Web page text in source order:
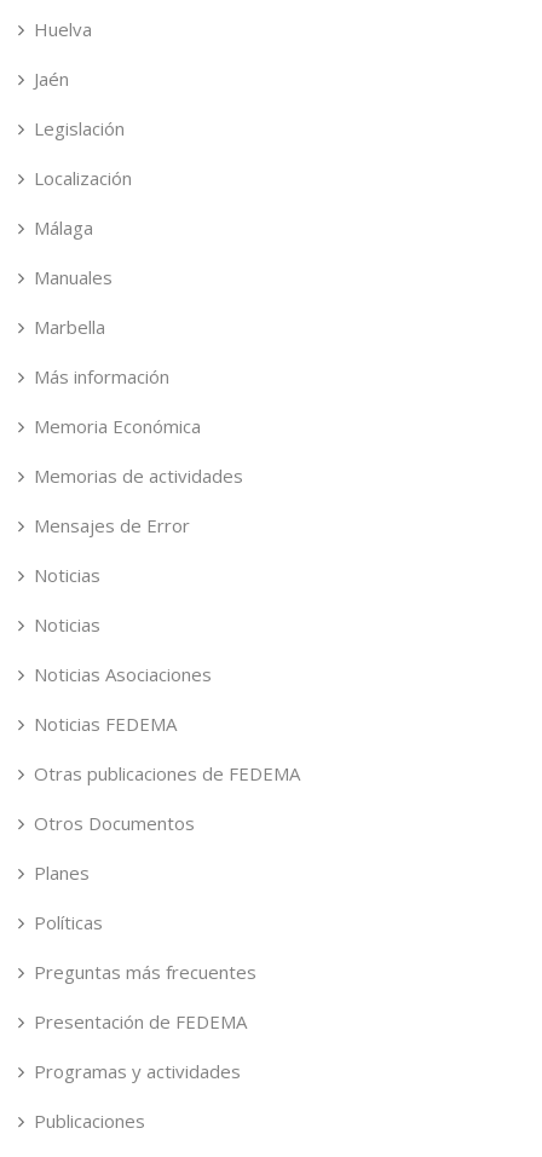
Huelva
Jaén
Legislación
Localización
Málaga
Manuales
Marbella
Más información
Memoria Económica
Memorias de actividades
Mensajes de Error
Noticias
Noticias
Noticias Asociaciones
Noticias FEDEMA
Otras publicaciones de FEDEMA
Otros Documentos
Planes
Políticas
Preguntas más frecuentes
Presentación de FEDEMA
Programas y actividades
Publicaciones